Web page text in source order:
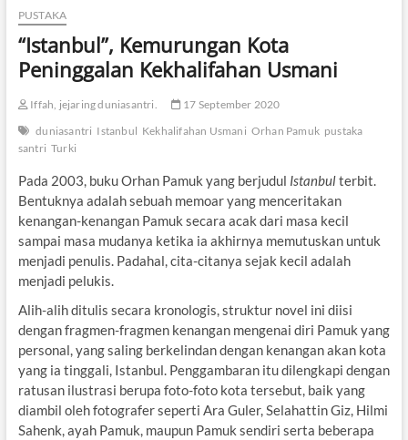
PUSTAKA
“Istanbul”, Kemurungan Kota
Peninggalan Kekhalifahan Usmani
Iffah, jejaring duniasantri.
17 September 2020
duniasantri Istanbul Kekhalifahan Usmani Orhan Pamuk pustaka
santri Turki
Pada 2003, buku Orhan Pamuk yang berjudul Istanbulterbit.
Bentuknya adalah sebuah memoar yang menceritakan
kenangan-kenangan Pamuk secara acak dari masa kecil
sampai masa mudanya ketika ia akhirnya memutuskan untuk
menjadi penulis. Padahal, cita-citanya sejak kecil adalah
menjadi pelukis.
Alih-alih ditulis secara kronologis, struktur novel ini diisi
dengan fragmen-fragmen kenangan mengenai diri Pamuk yang
personal, yang saling berkelindan dengan kenangan akan kota
yang ia tinggali, Istanbul. Penggambaran itu dilengkapi dengan
ratusan ilustrasi berupa foto-foto kota tersebut, baik yang
diambil oleh fotografer seperti Ara Guler, Selahattin Giz, Hilmi
Sahenk, ayah Pamuk, maupun Pamuk sendiri serta beberapa